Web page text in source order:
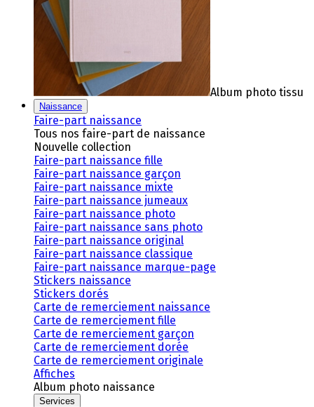
Album photo tissu
Naissance
Faire-part naissance
Tous nos faire-part de naissance
Nouvelle collection
Faire-part naissance fille
Faire-part naissance garçon
Faire-part naissance mixte
Faire-part naissance jumeaux
Faire-part naissance photo
Faire-part naissance sans photo
Faire-part naissance original
Faire-part naissance classique
Faire-part naissance marque-page
Stickers naissance
Stickers dorés
Carte de remerciement naissance
Carte de remerciement fille
Carte de remerciement garçon
Carte de remerciement dorée
Carte de remerciement originale
Affiches
Album photo naissance
Services